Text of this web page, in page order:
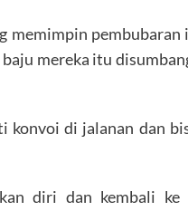
memimpin
mereka itu
konvoi di jalanan dan
diri dan kembali ke